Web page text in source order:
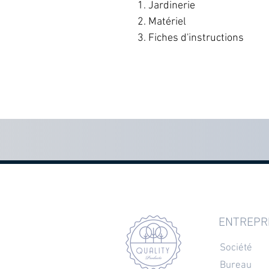
Jardinerie
Matériel
Fiches d'instructions
Société
Bureau